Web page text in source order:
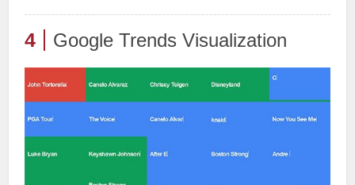
4 Google Trends Visualization